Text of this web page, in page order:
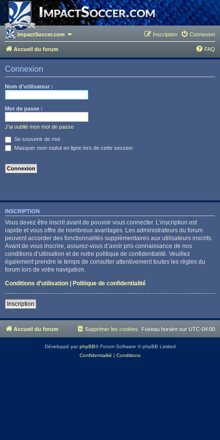
ImpactSoccer.com Connexion
Inscription
Accueil du forum FAQ
Connexion
Nom d’utilisateur :
Mot de passe :
J’ai oublié mon mot de passe
Se souvenir de moi
Masquer mon statut en ligne lors de cette session
INSCRIPTION
Vous devez être inscrit avant de pouvoir vous connecter. L’inscription est
rapide et vous offre de nombreux avantages. Les administrateurs du forum
peuvent accorder des fonctionnalités supplémentaires aux utilisateurs inscrits.
Avant de vous inscrire, assurez-vous d’avoir pris connaissance de nos
conditions d’utilisation et de notre politique de confidentialité. Veuillez
également prendre le temps de consulter attentivement toutes les règles du
forum lors de votre navigation.
Conditions d’utilisation | Politique de confidentialité
Inscription
Accueil du forum Fuseau horaire sur UTC-04:00
Supprimer les cookies
Développé parphpBB® Forum Software © phpBB Limited
Confidentialité | Conditions